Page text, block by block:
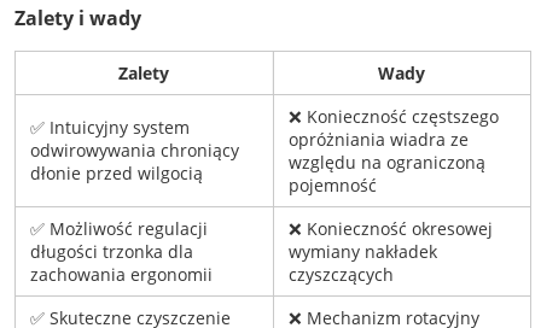
Zalety i wady
Zalety Wady
✅ Intuicyjny system
odwirowywania chroniący
dłonie przed wilgocią
❌ Konieczność częstszego
opróżniania wiadra ze
względu na ograniczoną
pojemność
✅ Możliwość regulacji
długości trzonka dla
zachowania ergonomii
❌ Konieczność okresowej
wymiany nakładek
czyszczących
✅ Skuteczne czyszczenie
❌ Mechanizm rotacyjny